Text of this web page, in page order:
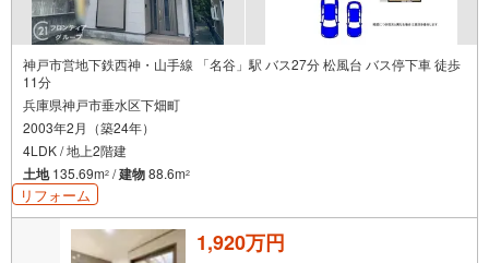
神戸市営地下鉄西神・山手線 「名谷」駅 バス27分 松風台 バス停下車 徒歩
11分
兵庫県神戸市垂水区下畑町
2003年2月（築24年）
4LDK / 地上2階建
土地135.69m2 /建物88.6m2
リフォーム
1,920万円